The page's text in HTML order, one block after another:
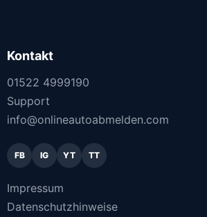
Kontakt
01522 4999190
Support
info@onlineautoabmelden.com
FB IG YT TT
Impressum
Datenschutzhinweise